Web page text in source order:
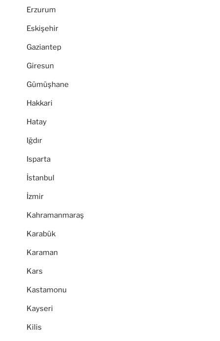
Erzurum
Eskişehir
Gaziantep
Giresun
Gümüşhane
Hakkari
Hatay
Iğdır
Isparta
İstanbul
İzmir
Kahramanmaraş
Karabük
Karaman
Kars
Kastamonu
Kayseri
Kilis